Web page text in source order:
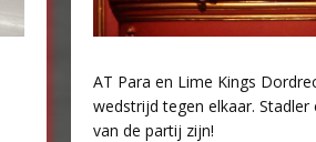
AT Para en Lime Kings
wedstrijd tegen elkaar.
van de partij zijn!